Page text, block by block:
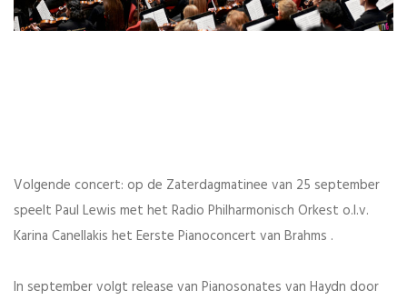
Volgende concert: op de Zaterdagmatinee van 25 september
speelt Paul Lewis met het Radio Philharmonisch Orkest o.l.v.
Karina Canellakis het Eerste Pianoconcert van Brahms .
In september volgt release van Pianosonates van Haydn door